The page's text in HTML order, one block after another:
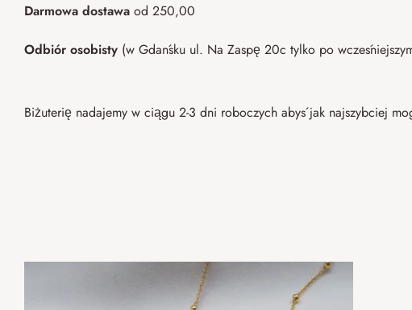
Darmowa dostawa od 250,00
Odbiór osobisty (w Gdańsku ul. Na Zaspę 20c tylko po
Biżuterię nadajemy w ciągu 2-3 dni roboczych abyś jak najszybciej